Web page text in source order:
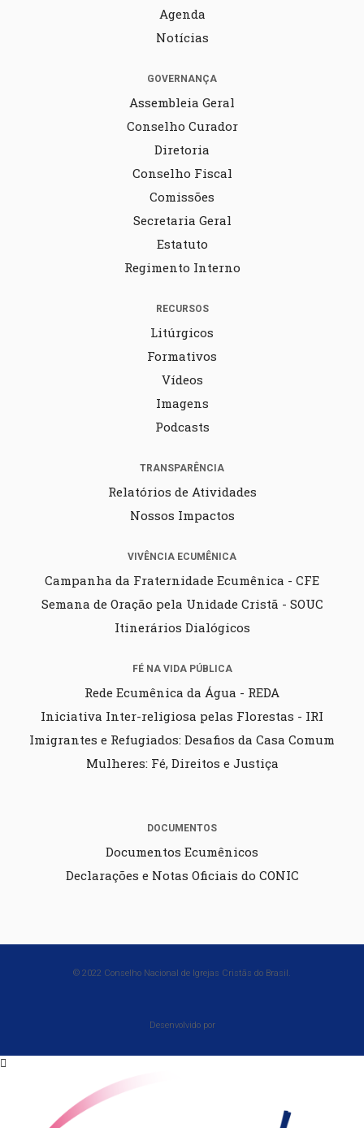
Agenda
Notícias
GOVERNANÇA
Assembleia Geral
Conselho Curador
Diretoria
Conselho Fiscal
Comissões
Secretaria Geral
Estatuto
Regimento Interno
RECURSOS
Litúrgicos
Formativos
Vídeos
Imagens
Podcasts
TRANSPARÊNCIA
Relatórios de Atividades
Nossos Impactos
VIVÊNCIA ECUMÊNICA
Campanha da Fraternidade Ecumênica - CFE
Semana de Oração pela Unidade Cristã - SOUC
Itinerários Dialógicos
FÉ NA VIDA PÚBLICA
Rede Ecumênica da Água - REDA
Iniciativa Inter-religiosa pelas Florestas - IRI
Imigrantes e Refugiados: Desafios da Casa Comum
Mulheres: Fé, Direitos e Justiça
DOCUMENTOS
Documentos Ecumênicos
Declarações e Notas Oficiais do CONIC
© 2022 Conselho Nacional de Igrejas Cristãs do Brasil.
Desenvolvido por